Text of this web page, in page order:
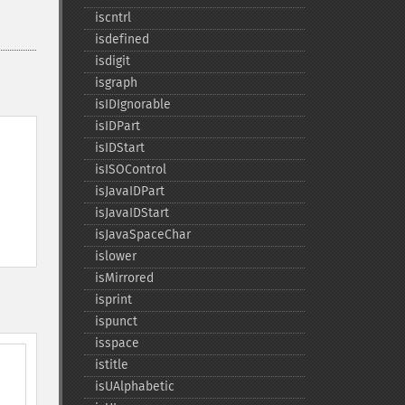
iscntrl
isdefined
isdigit
isgraph
isIDIgnorable
isIDPart
isIDStart
isISOControl
isJavaIDPart
isJavaIDStart
isJavaSpaceChar
islower
isMirrored
isprint
ispunct
isspace
istitle
isUAlphabetic